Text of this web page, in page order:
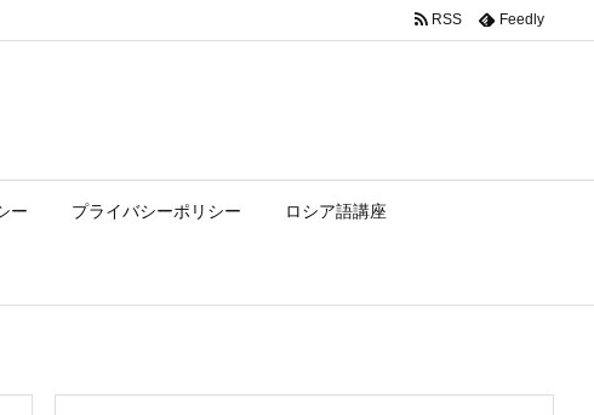
ー プライバシーポリシー ロシア語講座
RSS Feedly